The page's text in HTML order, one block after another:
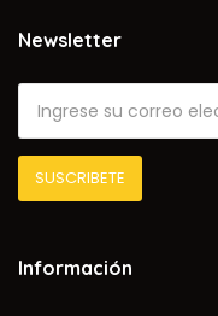
Newsletter
Información